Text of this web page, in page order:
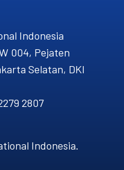
Indonesia
004, Pejaten
Selatan, DKI
2807
Indonesia.